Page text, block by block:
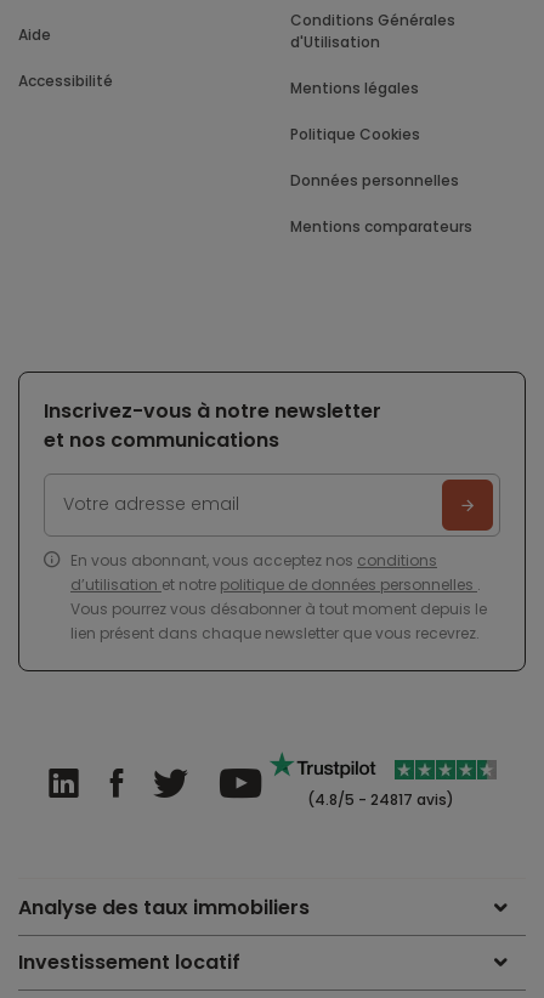
Aide
Accessibilité
Conditions Générales
d'Utilisation
Mentions légales
Politique Cookies
Données personnelles
Mentions comparateurs
Inscrivez-vous à notre newsletter
et nos communications
En vous abonnant, vous acceptez nos conditions
d’utilisation et notre politique de données personnelles .
Vous pourrez vous désabonner à tout moment depuis le
lien présent dans chaque newsletter que vous recevrez.
(4.8/5 - 24817 avis)
Analyse des taux immobiliers
Investissement locatif